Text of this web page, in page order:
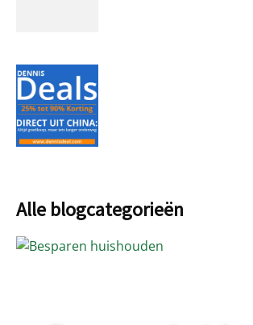
Alle blogcategorieën